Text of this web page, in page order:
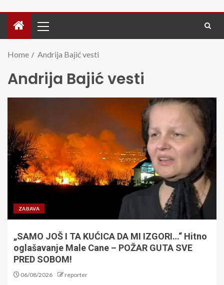
Home Andrija Bajić vesti
Andrija Bajić vesti
ZABAVA
„SAMO JOŠ I TA KUĆICA DA MI IZGORI…“ Hitno
oglašavanje Male Cane – POŽAR GUTA SVE
PRED SOBOM!
06/08/2026 reporter